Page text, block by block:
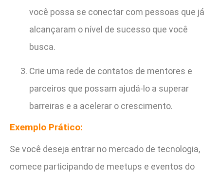
você possa se conectar com pessoas que já
alcançaram o nível de sucesso que você
busca.
Crie uma rede de contatos de mentores e
parceiros que possam ajudá-lo a superar
barreiras e a acelerar o crescimento.
Exemplo Prático:
Se você deseja entrar no mercado de tecnologia,
comece participando de meetups e eventos do